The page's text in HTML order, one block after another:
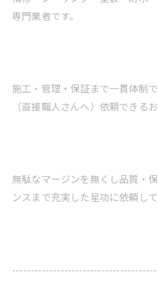
専門業者です。
施工・管理・保証まで一貫体制
（直接職人さんへ）依頼できるお
無駄なマージンを無くし品質・
ンスまで充実した星功に依頼し